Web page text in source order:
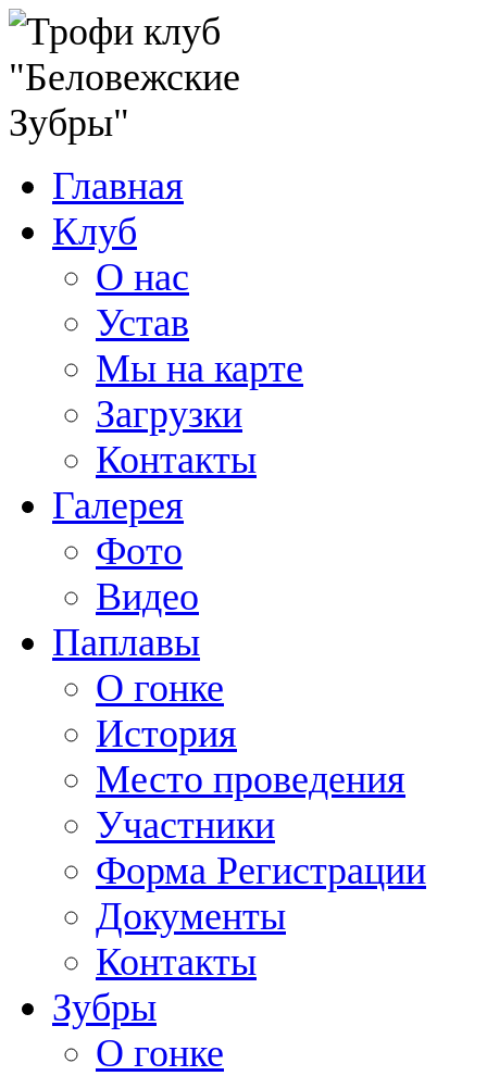
Главная
Клуб
О нас
Устав
Мы на карте
Загрузки
Контакты
Галерея
Фото
Видео
Паплавы
О гонке
История
Место проведения
Участники
Форма Регистрации
Документы
Контакты
Зубры
О гонке